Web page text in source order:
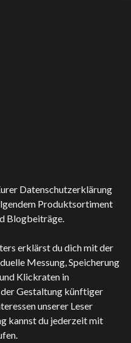
Datenschutzerklärung
Produktsortiment
Blogbeiträge.
erklärst du dich mit der
Messung, Speicherung
Klickraten in
Gestaltung künftiger
unserer Leser
kannst du jederzeit mit